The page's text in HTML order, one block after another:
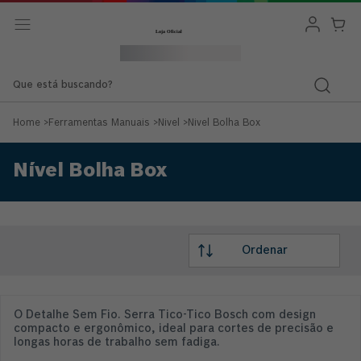
Home >Ferramentas Manuais >Nivel >Nivel Bolha Box
Nível Bolha Box
O Detalhe Sem Fio. Serra Tico-Tico Bosch com design
compacto e ergonômico, ideal para cortes de precisão e
longas horas de trabalho sem fadiga.